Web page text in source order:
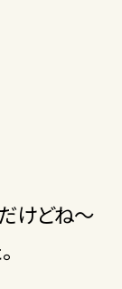
けどね～